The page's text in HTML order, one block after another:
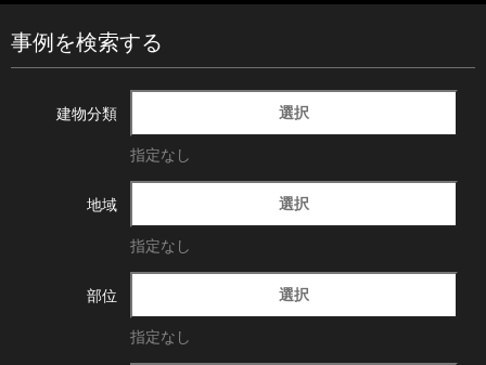
事例を検索する
建物分類 選択
指定なし
地域 選択
指定なし
部位 選択
指定なし